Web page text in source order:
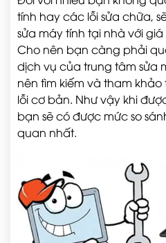
tính hay các lỗi sửa chữa,
sửa máy tính tại nhà với
Cho nên bạn càng phải
dịch vụ của trung tâm sửa
nên tìm kiếm và tham
lỗi cơ bản. Như vậy khi
bạn sẽ có được mức so
quan nhất.